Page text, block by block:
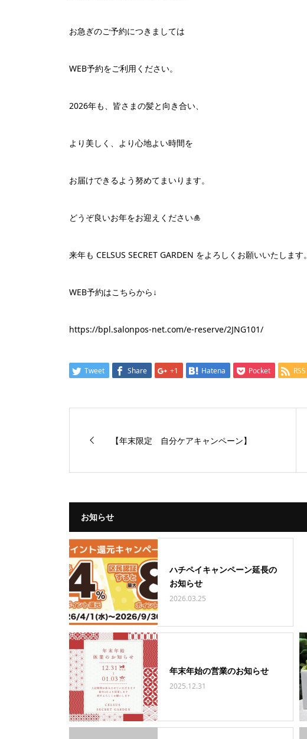
お急ぎのご予約につきましては
WEB予約をご利用ください。
2026年も、皆さまの髪と向き合い、
より美しく、より心地よい時間を
お届けできるよう努めてまいります。
どうぞ良いお年をお迎えください🎍
来年も CELSUS SECRET GARDEN をよろしくお願いいたします。
WEB予約はこちらから↓
https://bpl.salonpos-net.com/e-reserve/2JNG101/
Tweet Share +1 Hatena Pocket RSS
【年末限定 自分ケアキャンペーン】
お知らせ
ハチペイキャンペーン延長の
お知らせ
2026.03.25
年末年始の営業のお知らせ
2025.12.31